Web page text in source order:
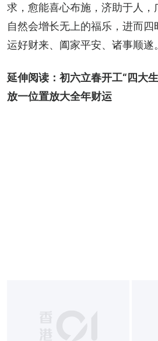
求，愈能喜心布施，济助于人，
自然会增长无上的福乐，进而四
运好财来、阖家平安、诸事顺遂。
延伸阅读： 初六立春开工“四大
放一位置放大全年财运